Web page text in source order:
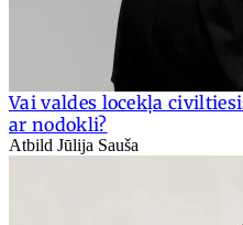
Vai valdes locekļa
ar nodokli?
Atbild Jūlija Sauša